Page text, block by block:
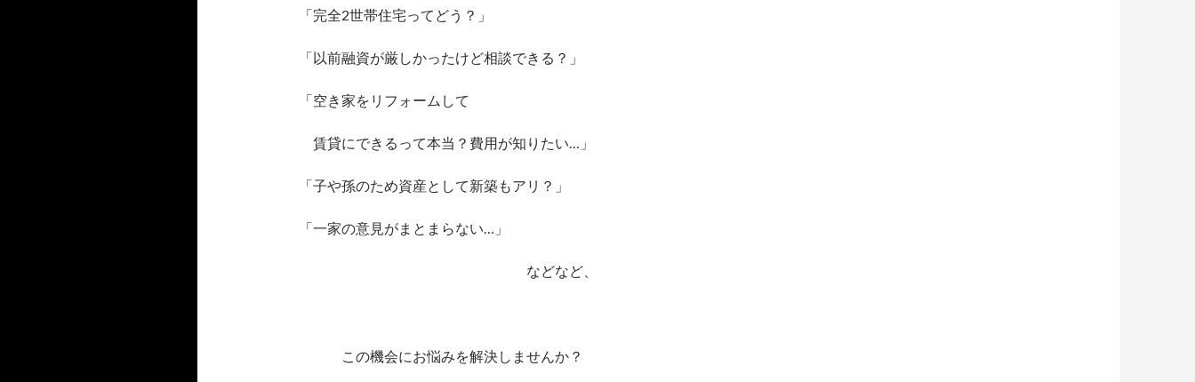
「完全2世帯住宅ってどう？」
「以前融資が厳しかったけど相談できる？」
「空き家をリフォームして
賃貸にできるって本当？費用が知りたい…」
「子や孫のため資産として新築もアリ？」
「一家の意見がまとまらない…」
などなど、
この機会にお悩みを解決しませんか？